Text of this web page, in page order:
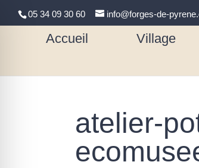
05 34 09 30 60 info@forges-de-
Accueil Village
atelier-